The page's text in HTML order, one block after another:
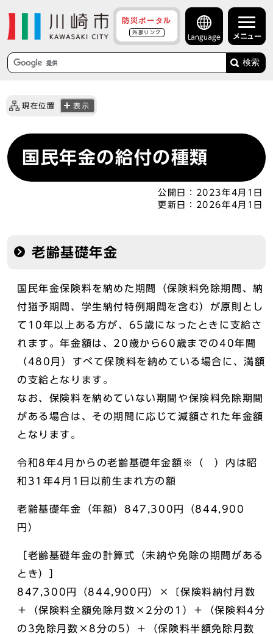
防災ポータル
外部リンク
Language メニュー
検索
現在位置 表示
国民年金の給付の種類
公開日：
2023年4月1日
更新日：
2026年4月1日
老齢基礎年金
国民年金保険料を納めた期間（保険料免除期間、納
付猶予期間、学生納付特例期間を含む）が原則とし
て10年以上ある方が、65歳になったときに支給さ
れます。年金額は、20歳から60歳までの40年間
（480月）すべて保険料を納めている場合に、満額
の支給となります。
なお、保険料を納めていない期間や保険料免除期間
がある場合は、その期間に応じて減額された年金額
となります。
令和8年4月からの老齢基礎年金額※（ ）内は昭
和31年4月1日以前生まれ方の額
老齢基礎年金（年額）847,300円（844,900
円）
［老齢基礎年金の計算式（未納や免除の期間がある
とき）］
847,300円（844,900円）×〔保険料納付月数
＋（保険料全額免除月数×2分の1）＋（保険料4分
の3免除月数×8分の5）＋（保険料半額免除月数